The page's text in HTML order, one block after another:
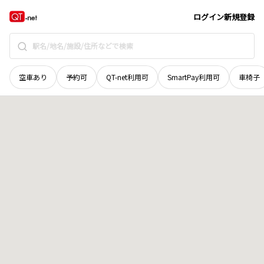
ログイン新規登録
空車あり 予約可 QT-net利用可 SmartPay利用可 車椅子
山口県